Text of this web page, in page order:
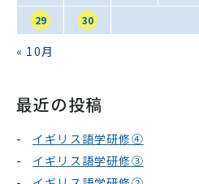
29 30
« 10月
最近の投稿
イギリス語学研修④
イギリス語学研修③